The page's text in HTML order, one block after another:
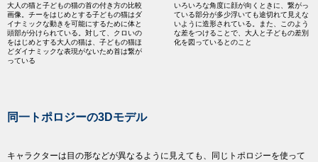
大人の猫と子どもの猫の首の付き方の比較
画像。チーをはじめとする子どもの猫はダ
イナミックな動きを可能にするために体と
頭部が分けられている。対して、クロいの
をはじめとする大人の猫は、子どもの猫ほ
どダイナミックな表現がないため首は繋が
っている
いろいろな角度に顔が向くときに、繋がっ
ている部分が多少浮いても途切れて見えな
いように造形されている。また、このよう
な差をつけることで、大人と子どもの差別
化を図っているとのこと
同一トポロジーの3Dモデル
キャラクターは目の形などが異なるように見えても、同じトポロジーを使って